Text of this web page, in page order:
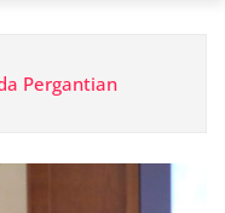
Pergantian